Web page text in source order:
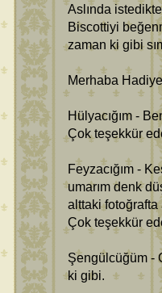
Aslında
Biscottiyi
zaman ki gibi
Merhaba
Hülyacığım -
Çok teşekkür
Feyzacığım -
umarım denk
alttaki fotoğrafta
Çok teşekkür
Şengülcüğüm -
ki gibi.